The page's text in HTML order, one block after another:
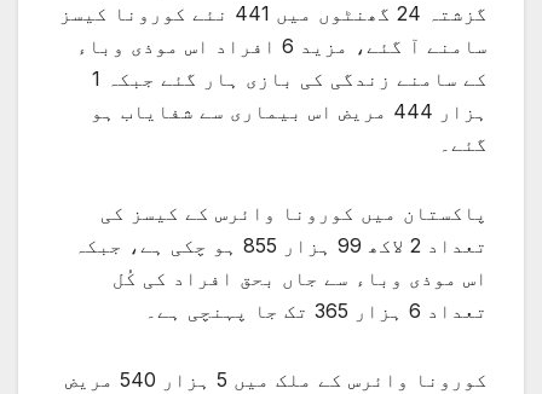
گزشتہ 24 گھنٹوں میں 441 نئے کورونا کیسز
سامنے آ گئے، مزید 6 افراد اس موذی وباء
کے سامنے زندگی کی بازی ہار گئے جبکہ 1
ہزار 444 مریض اس بیماری سے شفایاب ہو
گئے۔
پاکستان میں کورونا وائرس کے کیسز کی
تعداد 2 لاکھ 99 ہزار 855 ہو چکی ہے، جبکہ
اس موذی وباء سے جاں بحق افراد کی کُل
تعداد 6 ہزار 365 تک جا پہنچی ہے۔
کورونا وائرس کے ملک میں 5 ہزار 540 مریض